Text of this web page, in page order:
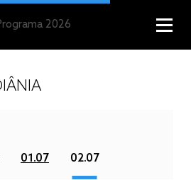
2026
01.07 02.07